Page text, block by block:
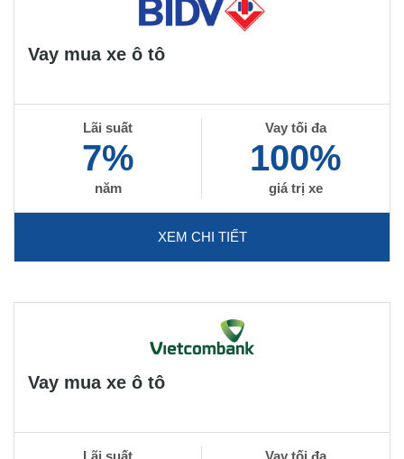
Vay mua xe ô tô
Lãi suất
7%
năm
Vay tối đa
100%
giá trị xe
XEM CHI TIẾT
Vay mua xe ô tô
Lãi suất Vay tối đa